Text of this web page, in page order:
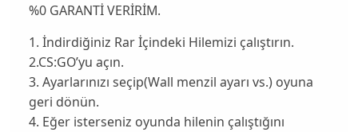
%0 GARANTİ VERİRİM.
1. İndirdiğiniz Rar İçindeki Hilemizi çalıştırın.
2.CS:GO’yu açın.
3. Ayarlarınızı seçip(Wall menzil ayarı vs.) oyuna
geri dönün.
4. Eğer isterseniz oyunda hilenin çalıştığını